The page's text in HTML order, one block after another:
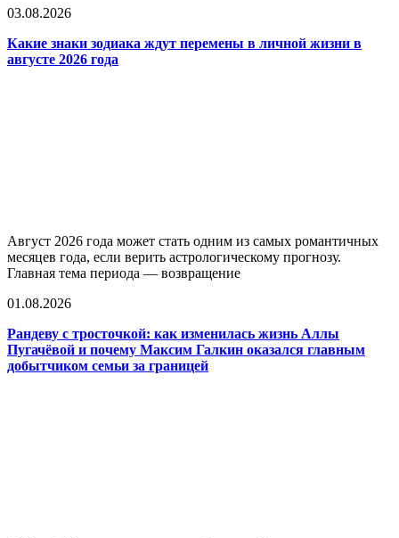
03.08.2026
Какие знаки зодиака ждут перемены в личной жизни в
августе 2026 года
Август 2026 года может стать одним из самых романтичных
месяцев года, если верить астрологическому прогнозу.
Главная тема периода — возвращение
01.08.2026
Рандеву с тросточкой: как изменилась жизнь Аллы
Пугачёвой и почему Максим Галкин оказался главным
добытчиком семьи за границей